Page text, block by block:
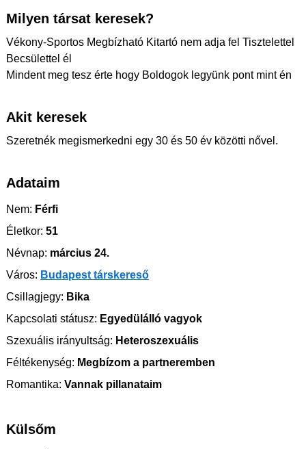
Milyen társat keresek?
Vékony-Sportos Megbízható Kitartó nem adja fel Tisztelettel
Becsülettel él
Mindent meg tesz érte hogy Boldogok legyünk pont mint én
Akit keresek
Szeretnék megismerkedni egy 30 és 50 év közötti nővel.
Adataim
Nem: Férfi
Életkor: 51
Névnap: március 24.
Város: Budapest társkereső
Csillagjegy: Bika
Kapcsolati státusz: Egyedülálló vagyok
Szexuális irányultság: Heteroszexuális
Féltékenység: Megbízom a partneremben
Romantika: Vannak pillanataim
Külsőm